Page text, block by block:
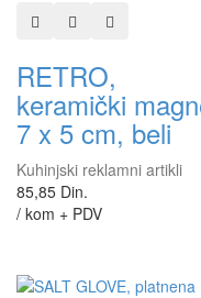
Dodaj u listu želja
Dodaj u listu za
RETRO,
keramički
7 x 5 cm, beli
Kuhinjski reklamni artikli
85,85 Din.
/ kom + PDV